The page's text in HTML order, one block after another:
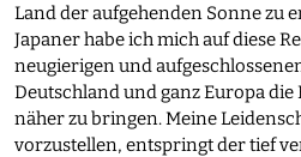
Land der aufgehenden Sonne zu
Japaner habe ich mich auf diese
neugierigen und
Deutschland und ganz Europa
näher zu bringen. Meine
vorzustellen, entspringt der tief